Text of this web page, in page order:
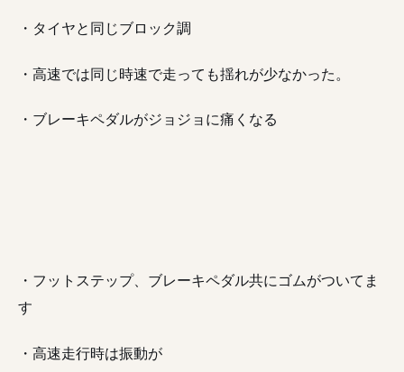
・タイヤと同じブロック調
・高速では同じ時速で走っても揺れが少なかった。
・ブレーキペダルがジョジョに痛くなる
・フットステップ、ブレーキペダル共にゴムがついてま
す
・高速走行時は振動が